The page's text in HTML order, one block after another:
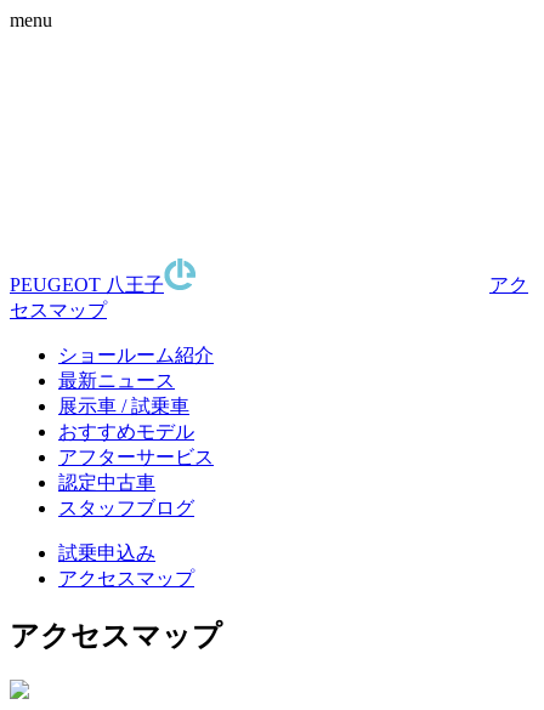
menu
PEUGEOT 八王子
アク
セスマップ
ショールーム紹介
最新ニュース
展示車 / 試乗車
おすすめモデル
アフターサービス
認定中古車
スタッフブログ
試乗申込み
アクセスマップ
アクセスマップ